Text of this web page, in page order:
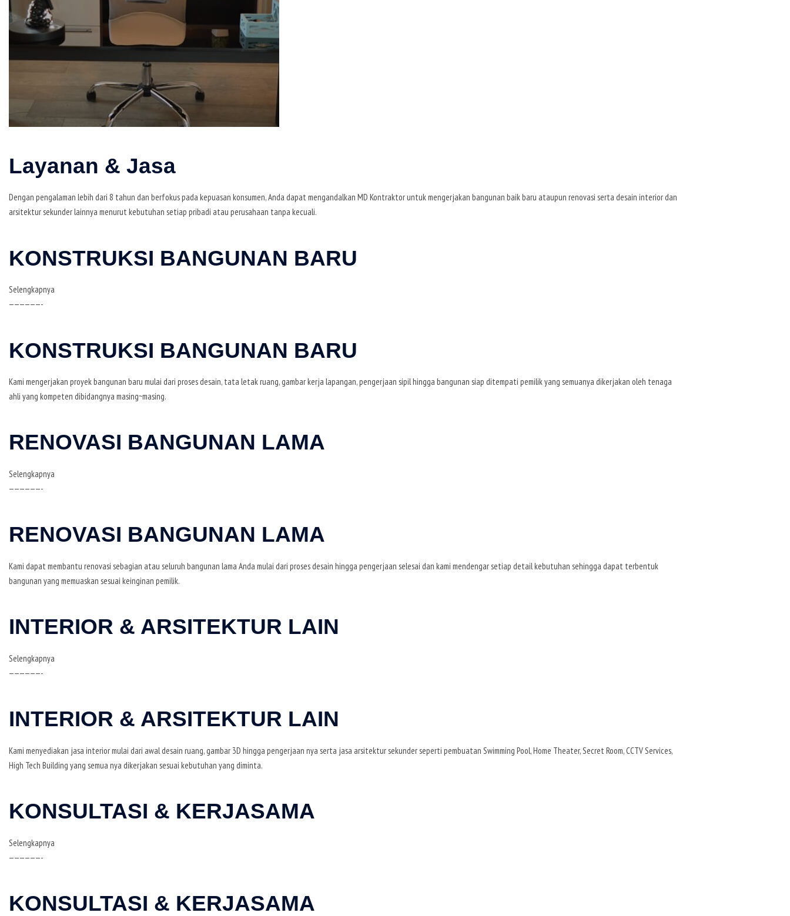
Layanan & Jasa
Dengan pengalaman lebih dari 8 tahun dan berfokus pada kepuasan konsumen, Anda dapat mengandalkan MD Kontraktor untuk mengerjakan bangunan baik baru ataupun renovasi serta desain interior dan
arsitektur sekunder lainnya menurut kebutuhan setiap pribadi atau perusahaan tanpa kecuali.
KONSTRUKSI BANGUNAN BARU
Selengkapnya
——————-
KONSTRUKSI BANGUNAN BARU
Kami mengerjakan proyek bangunan baru mulai dari proses desain, tata letak ruang, gambar kerja lapangan, pengerjaan sipil hingga bangunan siap ditempati pemilik yang semuanya dikerjakan oleh tenaga
ahli yang kompeten dibidangnya masing~masing.
RENOVASI BANGUNAN LAMA
Selengkapnya
——————-
RENOVASI BANGUNAN LAMA
Kami dapat membantu renovasi sebagian atau seluruh bangunan lama Anda mulai dari proses desain hingga pengerjaan selesai dan kami mendengar setiap detail kebutuhan sehingga dapat terbentuk
bangunan yang memuaskan sesuai keinginan pemilik.
INTERIOR & ARSITEKTUR LAIN
Selengkapnya
——————-
INTERIOR & ARSITEKTUR LAIN
Kami menyediakan jasa interior mulai dari awal desain ruang, gambar 3D hingga pengerjaan nya serta jasa arsitektur sekunder seperti pembuatan Swimming Pool, Home Theater, Secret Room, CCTV Services,
High Tech Building yang semua nya dikerjakan sesuai kebutuhan yang diminta.
KONSULTASI & KERJASAMA
Selengkapnya
——————-
KONSULTASI & KERJASAMA